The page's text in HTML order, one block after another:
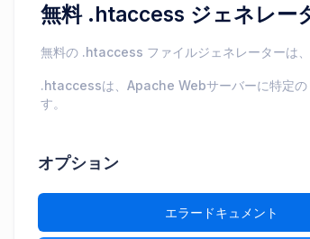
無料 .htaccess ジェネレー
無料の .htaccess ファイルジェネレーターは
.htaccessは、Apache Webサーバーに特定の
す。
オプション
エラードキュメント